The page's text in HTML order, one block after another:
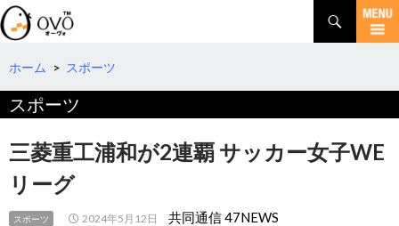
検
索
コ
テ
へ
移
動
ホーム > スポーツ
スポーツ
三菱重工浦和が2連覇 サッカー女子WE
リーグ
スポーツ 2024年5月12日 共同通信 47NEWS